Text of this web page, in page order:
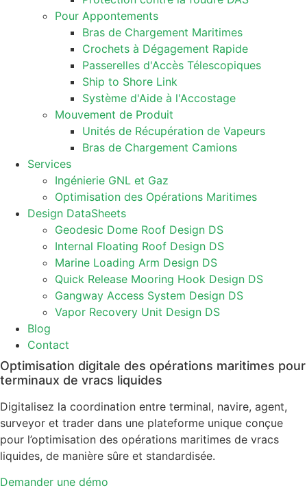
Pour Appontements
Bras de Chargement Maritimes
Crochets à Dégagement Rapide
Passerelles d'Accès Télescopiques
Ship to Shore Link
Système d'Aide à l'Accostage
Mouvement de Produit
Unités de Récupération de Vapeurs
Bras de Chargement Camions
Services
Ingénierie GNL et Gaz
Optimisation des Opérations Maritimes
Design DataSheets
Geodesic Dome Roof Design DS
Internal Floating Roof Design DS
Marine Loading Arm Design DS
Quick Release Mooring Hook Design DS
Gangway Access System Design DS
Vapor Recovery Unit Design DS
Blog
Contact
Optimisation digitale des opérations maritimes pour
terminaux de vracs liquides
Digitalisez la coordination entre terminal, navire, agent,
surveyor et trader dans une plateforme unique conçue
pour l’optimisation des opérations maritimes de vracs
liquides, de manière sûre et standardisée.
Demander une démo